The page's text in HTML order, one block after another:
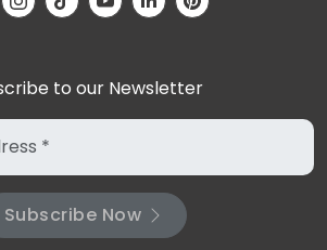
to our Newsletter
Subscribe Now